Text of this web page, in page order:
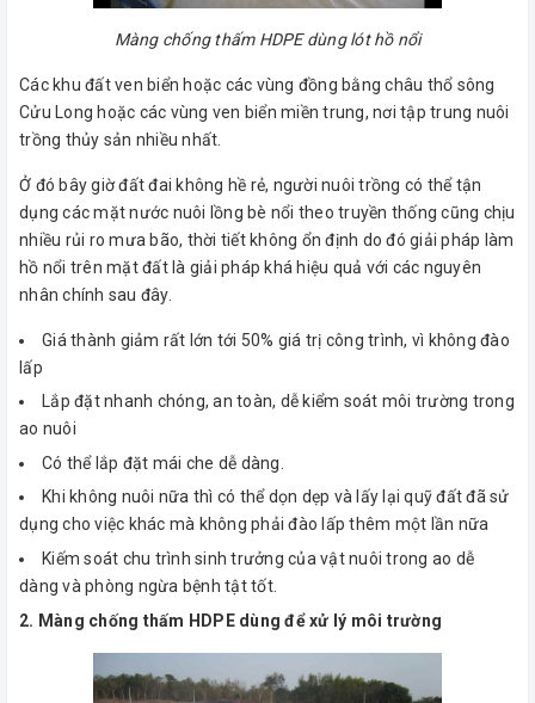
Màng chống thấm HDPE dùng lót hồ nổi
Các khu đất ven biển hoặc các vùng đồng bằng châu thổ sông
Cửu Long hoặc các vùng ven biển miền trung, nơi tập trung nuôi
trồng thủy sản nhiều nhất.
Ở đó bây giờ đất đai không hề rẻ, người nuôi trồng có thể tận
dụng các mặt nước nuôi lồng bè nổi theo truyền thống cũng chịu
nhiều rủi ro mưa bão, thời tiết không ổn định do đó giải pháp làm
hồ nổi trên mặt đất là giải pháp khá hiệu quả với các nguyên
nhân chính sau đây.
Giá thành giảm rất lớn tới 50% giá trị công trình, vì không đào
lấp
Lắp đặt nhanh chóng, an toàn, dễ kiểm soát môi trường trong
ao nuôi
Có thể lắp đặt mái che dễ dàng.
Khi không nuôi nữa thì có thể dọn dẹp và lấy lại quỹ đất đã sử
dụng cho việc khác mà không phải đào lấp thêm một lần nữa
Kiếm soát chu trình sinh trưởng của vật nuôi trong ao dễ
dàng và phòng ngừa bệnh tật tốt.
2. Màng chống thấm HDPE dùng để xử lý môi trường